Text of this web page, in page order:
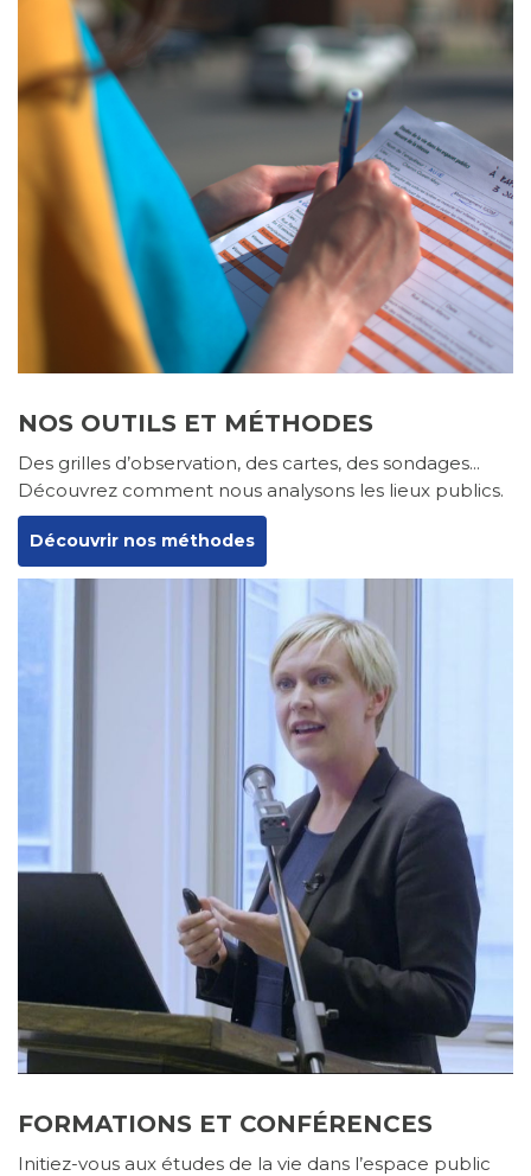
NOS OUTILS ET MÉTHODES
Des grilles d’observation, des cartes, des sondages...
Découvrez comment nous analysons les lieux publics.
Découvrir nos méthodes
FORMATIONS ET CONFÉRENCES
Initiez-vous aux études de la vie dans l’espace public